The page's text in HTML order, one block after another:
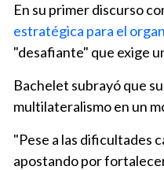
En su primer discurso
estratégica para el
"desafiante" que exige
Bachelet subrayó que
multilateralismo en un
"Pese a las dificultades
apostando por